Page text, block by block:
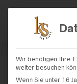
START/SHOP/
/ AMÉLIE –
Wir benötigen Ihre
weiter besuchen
Wenn Sie unter 16